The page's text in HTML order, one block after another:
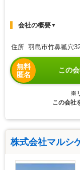
会社の概要▼
住所 羽島市竹鼻狐穴
無料
匿名
この
※
この会社
株式会社マルシ